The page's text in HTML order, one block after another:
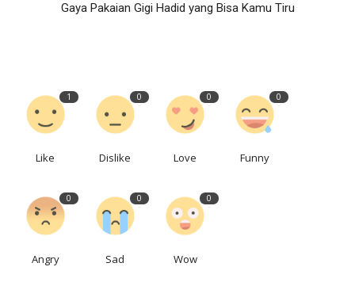
Gaya Pakaian Gigi Hadid yang Bisa Kamu Tiru
1
Like
0
Dislike
0
Love
0
Funny
0
Angry
0
Sad
0
Wow